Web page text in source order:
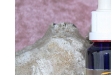
velges
på